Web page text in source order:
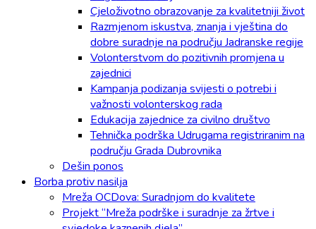
Cjeloživotno obrazovanje za kvalitetniji život
Razmjenom iskustva, znanja i vještina do
dobre suradnje na području Jadranske regije
Volonterstvom do pozitivnih promjena u
zajednici
Kampanja podizanja svijesti o potrebi i
važnosti volonterskog rada
Edukacija zajednice za civilno društvo
Tehnička podrška Udrugama registriranim na
području Grada Dubrovnika
Dešin ponos
Borba protiv nasilja
Mreža OCDova: Suradnjom do kvalitete
Projekt “Mreža podrške i suradnje za žrtve i